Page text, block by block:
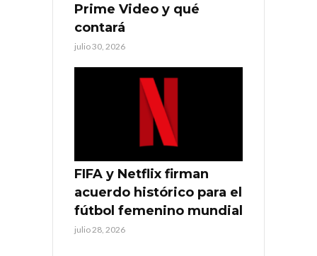
Prime Video y qué
contará
julio 30, 2026
FIFA y Netflix firman
acuerdo histórico para el
fútbol femenino mundial
julio 28, 2026